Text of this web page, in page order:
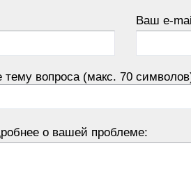
Ваш e-
тему вопроса (макс. 70
о вашей проблеме: